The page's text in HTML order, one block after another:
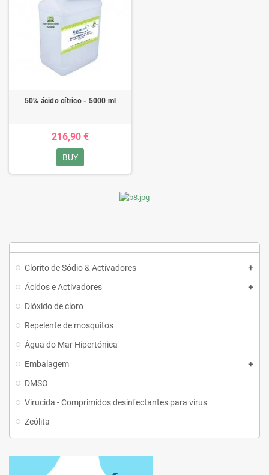
Clorito de Sódio & Activadores
Ácidos e Activadores
Dióxido de cloro
Repelente de mosquitos
Água do Mar Hipertónica
Embalagem
DMSO
Virucida - Comprimidos desinfectantes para vírus
Zeólita
50% ácido cítrico - 5000 ml
216,90 €
BUY